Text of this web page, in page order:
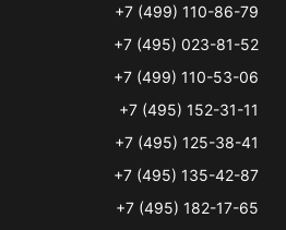
+7 (499) 110-86-79
+7 (495) 023-81-52
+7 (499) 110-53-06
+7 (495) 152-31-11
+7 (495) 125-38-41
+7 (495) 135-42-87
+7 (495) 182-17-65